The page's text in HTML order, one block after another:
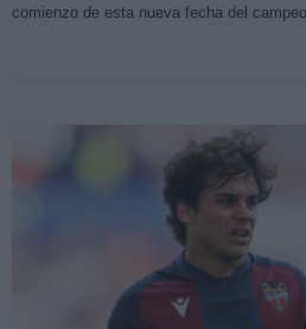
comienzo de esta nueva fecha del